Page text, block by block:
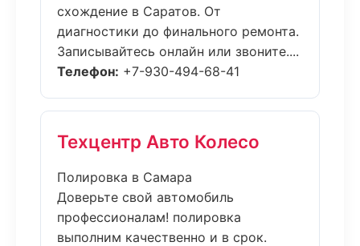
схождение в Саратов. От
диагностики до финального ремонта.
Записывайтесь онлайн или звоните....
Телефон: +7-930-494-68-41
Техцентр Авто Колесо
Полировка в Самара
Доверьте свой автомобиль
профессионалам! полировка
выполним качественно и в срок.